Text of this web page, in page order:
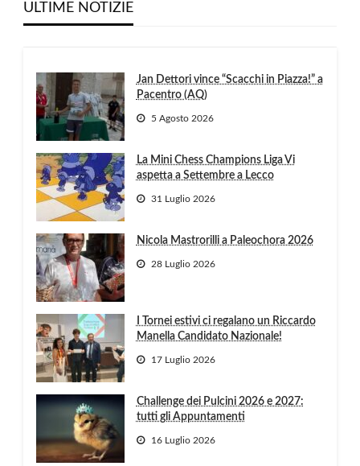
ULTIME NOTIZIE
Jan Dettori vince “Scacchi in Piazza!” a
Pacentro (AQ)
5 Agosto 2026
La Mini Chess Champions Liga Vi
aspetta a Settembre a Lecco
31 Luglio 2026
Nicola Mastrorilli a Paleochora 2026
28 Luglio 2026
I Tornei estivi ci regalano un Riccardo
Manella Candidato Nazionale!
17 Luglio 2026
Challenge dei Pulcini 2026 e 2027:
tutti gli Appuntamenti
16 Luglio 2026